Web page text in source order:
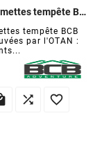
25 Allumettes tempête BCB
tempête BCB
par l'OTAN :
 